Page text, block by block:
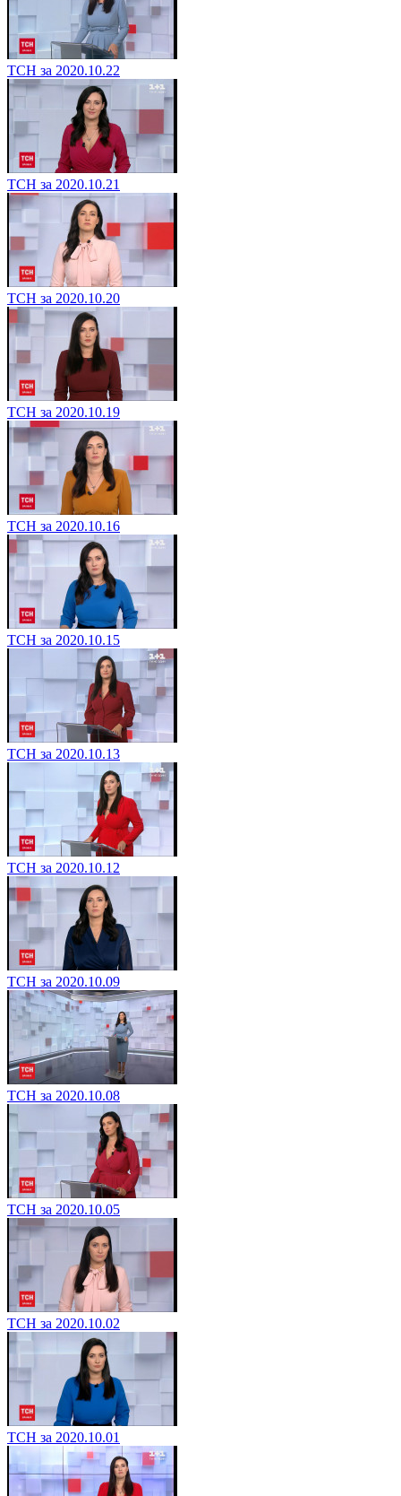
ТСН за 2020.10.22
ТСН за 2020.10.21
ТСН за 2020.10.20
ТСН за 2020.10.19
ТСН за 2020.10.16
ТСН за 2020.10.15
ТСН за 2020.10.13
ТСН за 2020.10.12
ТСН за 2020.10.09
ТСН за 2020.10.08
ТСН за 2020.10.05
ТСН за 2020.10.02
ТСН за 2020.10.01